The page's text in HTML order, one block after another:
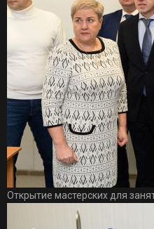
Открытие мастерских для